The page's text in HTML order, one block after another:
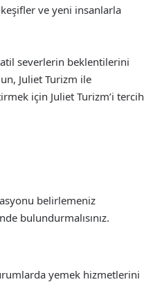
ve yeni insanlarla
severlerin beklentilerini
Juliet Turizm ile
için Juliet Turizm’i tercih
belirlemeniz
bulundurmalısınız.
yemek hizmetlerini